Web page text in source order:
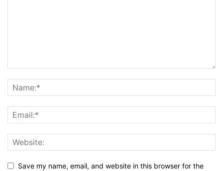
Save my name, email, and website in this browser for the